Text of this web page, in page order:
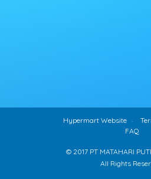
Hypermart Website
FAQ
© 2017 PT MATAHARI
All Rights